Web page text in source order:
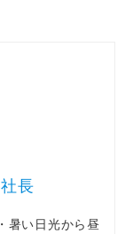
長
暑い日光から昼